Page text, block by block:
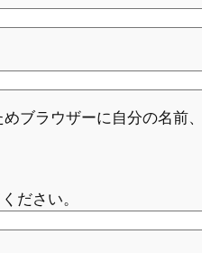
ブラウザーに自分の名前
ださい。